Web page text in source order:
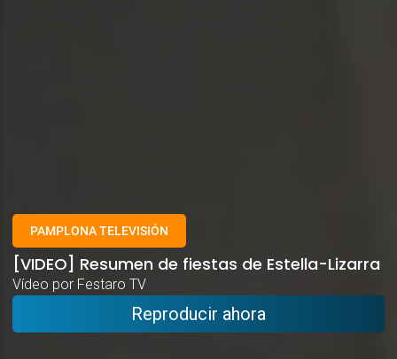
PAMPLONA TELEVISIÓN
[VIDEO] Resumen de fiestas de Estella-Lizarra
Vídeo por Festaro TV
Reproducir ahora